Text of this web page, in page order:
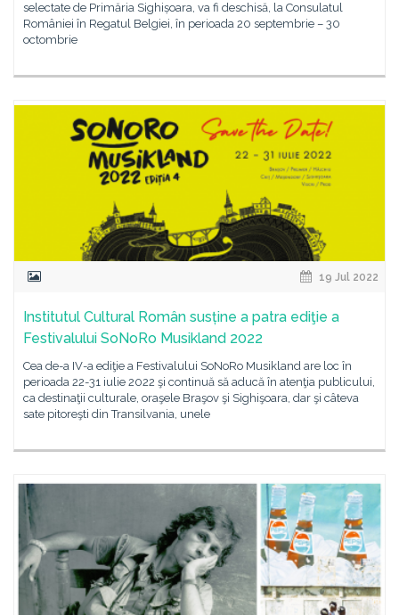
selectate de Primăria Sighișoara, va fi deschisă, la Consulatul
României în Regatul Belgiei, în perioada 20 septembrie – 30
octombrie
19 Jul 2022
Institutul Cultural Român susține a patra ediţie a
Festivalului SoNoRo Musikland 2022
Cea de-a IV-a ediţie a Festivalului SoNoRo Musikland are loc în
perioada 22-31 iulie 2022 şi continuă să aducă în atenţia publicului,
ca destinaţii culturale, oraşele Braşov şi Sighişoara, dar şi câteva
sate pitoreşti din Transilvania, unele